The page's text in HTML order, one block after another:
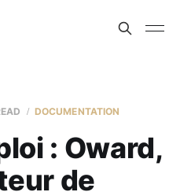
DOCUMENTATION
: Oward,
de